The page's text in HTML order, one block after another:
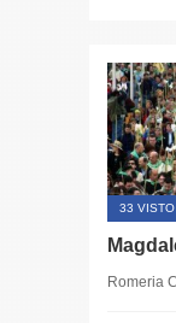
33 VISTO